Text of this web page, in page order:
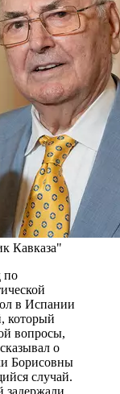
Кавказа"
по
в Испании
который
вопросы,
о
Борисовны
случай.
задержали